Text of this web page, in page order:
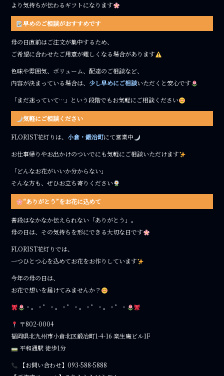
より気持ちが伝わるギフトになります
早めのご相談がおすすめです
母の日直前はご注文が集中するため、
ご希望に合わせたご用意が難しくなる場合があります
色味や雰囲気、ボリューム、配達のご相談など、
内容が決まっている場合は、 少し早めにご相談いただくと安心です
「まだ迷っていて…」という段階でもお気軽にご相談ください
気軽にご相談ください
FLORIST花灯りは、 小倉・鍛冶町にて営業中
お仕事帰りやお出かけのついでにも気軽にご相談いただけます
「どんなお花がいいか分からない」
そんな方も、ぜひお立ち寄りください
“ありがとう”をお花に込めて
普段はなかなか伝えられない「ありがとう」。
母の日は、その気持ちを形にできる大切な日です
FLORIST花灯りでは、
一つひとつ心を込めてお花をお作りしています
今年の母の日は、
お花で想いを届けてみませんか？
・。・゜・。・゜・。・゜・。・゜・
〒802-0004
福岡県北九州市小倉北区鍛冶町1-4-16 楽生庵ビル1F
平和通駅 徒歩1分
【お問い合わせ】093-588-5888